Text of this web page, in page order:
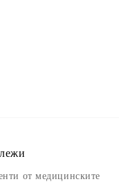
от медицинските